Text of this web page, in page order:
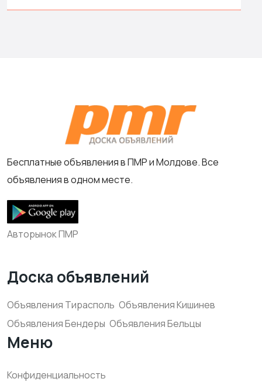
Бесплатные объявления в ПМР и Молдове. Все
объявления в одном месте.
Авторынок ПМР
Доска объявлений
Объявления Тирасполь Объявления Кишинев
Объявления Бендеры Объявления Бельцы
Меню
Конфиденциальность